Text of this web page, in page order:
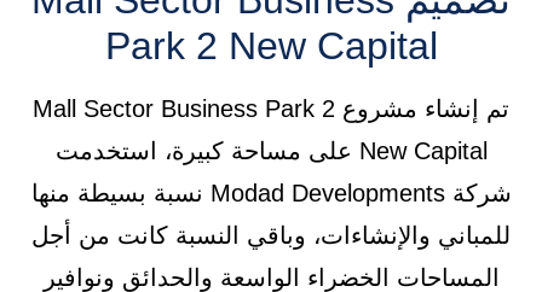
Park 2 New Capital
تم إنشاء مشروع Mall Sector Business Park 2
New Capital على مساحة كبيرة، استخدمت
شركة Modad Developments نسبة بسيطة منها
للمباني والإنشاءات، وباقي النسبة كانت من أجل
المساحات الخضراء الواسعة والحدائق ونوافير